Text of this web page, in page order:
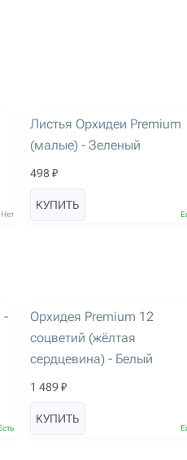
Нет
Листья Орхидеи Premium
(малые) - Зеленый
498 ₽
КУПИТЬ
-
Орхидея Premium 12
соцветий (жёлтая
сердцевина) - Белый
1 489 ₽
КУПИТЬ